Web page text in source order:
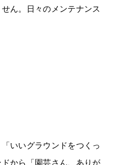
ん。日々のメンテナンス
いいグラウンドをつくっ
から「園芸さん、ありが